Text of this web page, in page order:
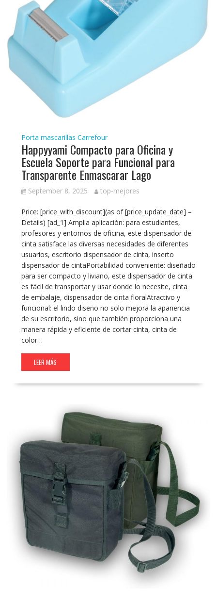
Porta mascarillas Carrefour
Happyyami Compacto para Oficina y
Escuela Soporte para Funcional para
Transparente Enmascarar Lago
September 8, 2025 top-mejores
Price: [price_with_discount](as of [price_update_date] –
Details) [ad_1] Amplia aplicación: para estudiantes,
profesores y entornos de oficina, este dispensador de
cinta satisface las diversas necesidades de diferentes
usuarios, escritorio dispensador de cinta, inserto
dispensador de cintaPortabilidad conveniente: diseñado
para ser compacto y liviano, este dispensador de cinta
es fácil de transportar y usar donde lo necesite, cinta
de embalaje, dispensador de cinta floralAtractivo y
funcional: el lindo diseño no solo mejora la apariencia
de su escritorio, sino que también proporciona una
manera rápida y eficiente de cortar cinta, cinta de
color…
LEER MÁS